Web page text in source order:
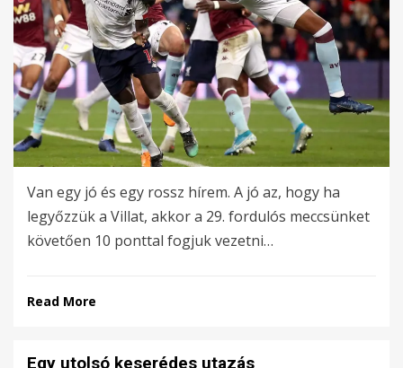
Van egy jó és egy rossz hírem. A jó az, hogy ha
legyőzzük a Villat, akkor a 29. fordulós meccsünket
követően 10 ponttal fogjuk vezetni…
Read More
Egy utolsó keserédes utazás